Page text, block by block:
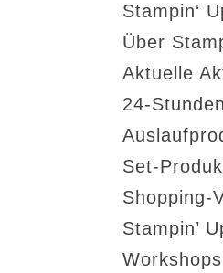
Stampin‘
Über
Aktuelle
24-
Set-
Shopping-
Stampin’